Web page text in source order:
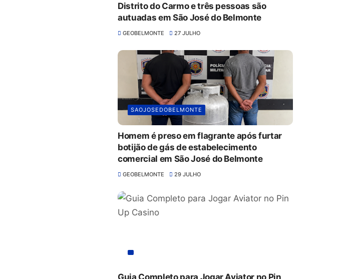
Distrito do Carmo e três pessoas são
autuadas em São José do Belmonte
GEOBELMONTE 27 JULHO
SAOJOSEDOBELMONTE
Homem é preso em flagrante após furtar
botijão de gás de estabelecimento
comercial em São José do Belmonte
GEOBELMONTE 29 JULHO
Guia Completo para Jogar Aviator no Pin